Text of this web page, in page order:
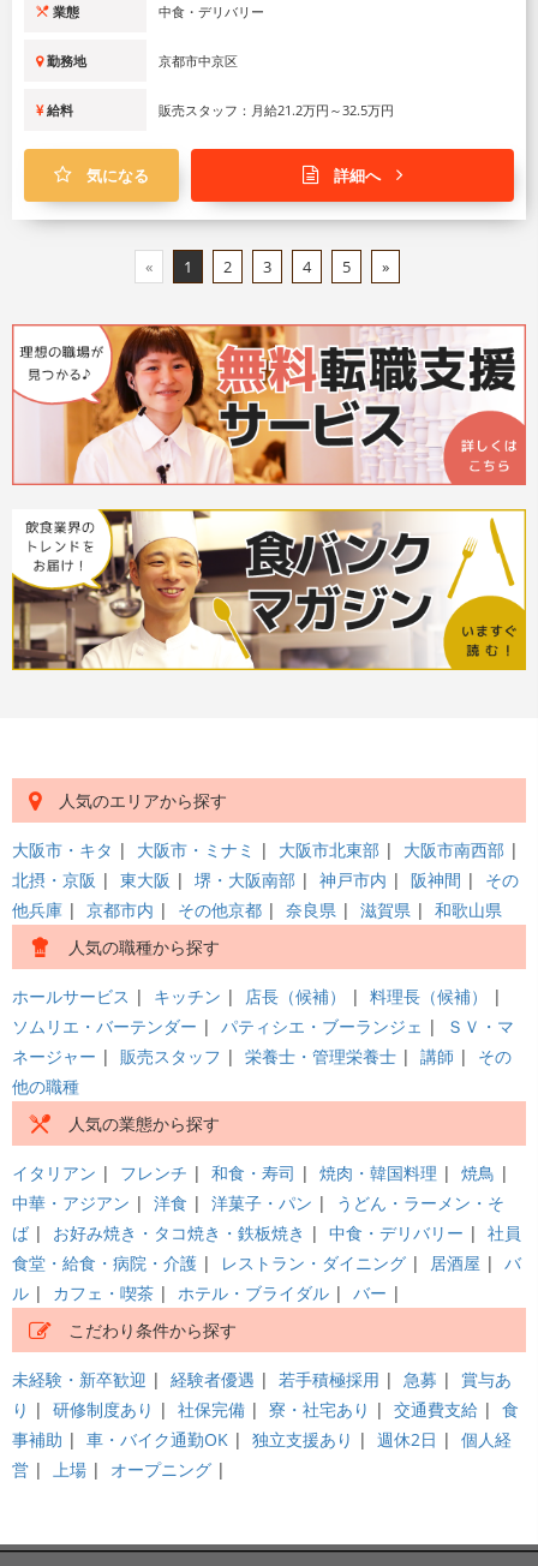
業態 中食・デリバリー
勤務地 京都市中京区
給料 販売スタッフ：月給21.2万円～32.5万円
気になる 詳細へ
« 1 2 3 4 5 »
人気のエリアから探す
大阪市・キタ | 大阪市・ミナミ | 大阪市北東部 | 大阪市南西部 |
北摂・京阪 | 東大阪 | 堺・大阪南部 | 神戸市内 | 阪神間 | その
他兵庫 | 京都市内 | その他京都 | 奈良県 | 滋賀県 | 和歌山県
人気の職種から探す
ホールサービス | キッチン | 店長（候補） | 料理長（候補）
|
ソムリエ・バーテンダー | パティシエ・ブーランジェ |
ＳＶ・マ
ネージャー | 販売スタッフ | 栄養士・管理栄養士 | 講師 | その
他の職種
人気の業態から探す
イタリアン | フレンチ | 和食・寿司 | 焼肉・韓国料理 | 焼鳥 |
中華・アジアン | 洋食 | 洋菓子・パン |
うどん・ラーメン・そ
ば | お好み焼き・タコ焼き・鉄板焼き | 中食・デリバリー | 社員
食堂・給食・病院・介護 | レストラン・ダイニング | 居酒屋 | バ
ル | カフェ・喫茶 | ホテル・ブライダル | バー |
こだわり条件から探す
未経験・新卒歓迎 | 経験者優遇 | 若手積極採用 | 急募 | 賞与あ
り | 研修制度あり | 社保完備 | 寮・社宅あり | 交通費支給 | 食
事補助 | 車・バイク通勤OK | 独立支援あり | 週休2日 | 個人経
営 | 上場 | オープニング |